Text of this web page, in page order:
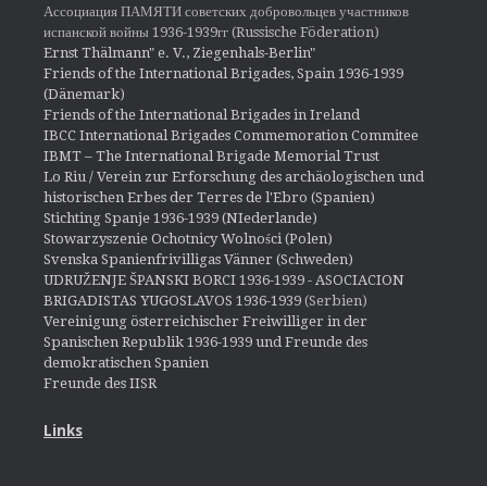
Ассоциация ПАМЯТИ советских добровольцев участников
испанской войны 1936-1939гг (Russische Föderation)
Ernst Thälmann" e. V., Ziegenhals-Berlin"
Friends of the International Brigades, Spain 1936-1939
(Dänemark)
Friends of the International Brigades in Ireland
IBCC International Brigades Commemoration Commitee
IBMT – The International Brigade Memorial Trust
Lo Riu / Verein zur Erforschung des archäologischen und
historischen Erbes der Terres de l'Ebro (Spanien)
Stichting Spanje 1936-1939 (NIederlande)
Stowarzyszenie Ochotnicy Wolności (Polen)
Svenska Spanienfrivilligas Vänner (Schweden)
UDRUŽENJE ŠPANSKI BORCI 1936-1939 - ASOCIACION
BRIGADISTAS YUGOSLAVOS 1936-1939 (Serbien)
Vereinigung österreichischer Freiwilliger in der
Spanischen Republik 1936-1939 und Freunde des
demokratischen Spanien
Freunde des IISR
Links